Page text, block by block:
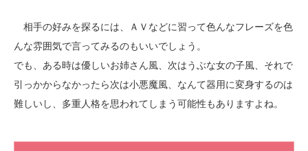
相手の好みを探るには、ＡＶなどに習って色んなフレーズを色
んな雰囲気で言ってみるのもいいでしょう。
でも、ある時は優しいお姉さん風、次はうぶな女の子風、それで
引っかからなかったら次は小悪魔風、なんて器用に変身するのは
難しいし、多重人格を思われてしまう可能性もありますよね。